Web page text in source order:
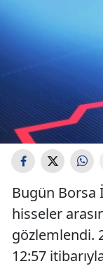
Bugün Borsa
hisseler
gözlemlendi.
12:57